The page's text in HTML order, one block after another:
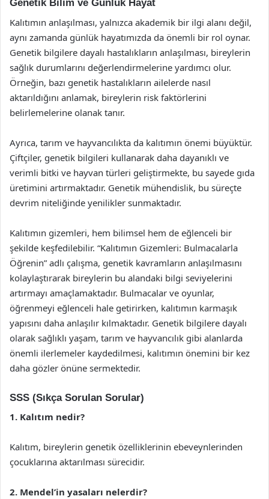
Genetik Bilim ve Günlük Hayat
Kalıtımın anlaşılması, yalnızca akademik bir ilgi alanı değil,
aynı zamanda günlük hayatımızda da önemli bir rol oynar.
Genetik bilgilere dayalı hastalıkların anlaşılması, bireylerin
sağlık durumlarını değerlendirmelerine yardımcı olur.
Örneğin, bazı genetik hastalıkların ailelerde nasıl
aktarıldığını anlamak, bireylerin risk faktörlerini
belirlemelerine olanak tanır.
Ayrıca, tarım ve hayvancılıkta da kalıtımın önemi büyüktür.
Çiftçiler, genetik bilgileri kullanarak daha dayanıklı ve
verimli bitki ve hayvan türleri geliştirmekte, bu sayede gıda
üretimini artırmaktadır. Genetik mühendislik, bu süreçte
devrim niteliğinde yenilikler sunmaktadır.
Kalıtımın gizemleri, hem bilimsel hem de eğlenceli bir
şekilde keşfedilebilir. “Kalıtımın Gizemleri: Bulmacalarla
Öğrenin” adlı çalışma, genetik kavramların anlaşılmasını
kolaylaştırarak bireylerin bu alandaki bilgi seviyelerini
artırmayı amaçlamaktadır. Bulmacalar ve oyunlar,
öğrenmeyi eğlenceli hale getirirken, kalıtımın karmaşık
yapısını daha anlaşılır kılmaktadır. Genetik bilgilere dayalı
olarak sağlıklı yaşam, tarım ve hayvancılık gibi alanlarda
önemli ilerlemeler kaydedilmesi, kalıtımın önemini bir kez
daha gözler önüne sermektedir.
SSS (Sıkça Sorulan Sorular)
1. Kalıtım nedir?
Kalıtım, bireylerin genetik özelliklerinin ebeveynlerinden
çocuklarına aktarılması sürecidir.
2. Mendel’in yasaları nelerdir?